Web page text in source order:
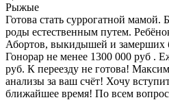
Рыжые
Готова стать суррогатной мамой.
роды естественным путем.
Абортов, выкидышей и замерших
Гонорар не менее 1300 000 руб .
руб. К переезду не готова!
анализы за ваш счёт! Хочу
ближайшее время! По всем